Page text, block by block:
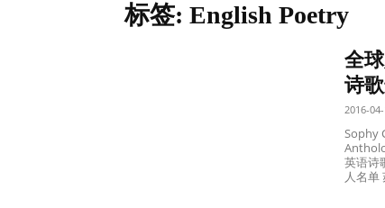
歌
标签: English Poetry
全
诗
2016-
Sophy
英语诗
人名单